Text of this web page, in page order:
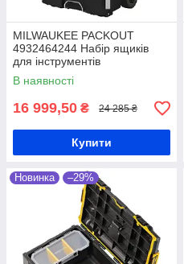
MILWAUKEE PACKOUT
4932464244 Набір ящиків
для інструментів
В наявності
16 999,50 ₴ 24 285 ₴
Купити
Новинка –29%